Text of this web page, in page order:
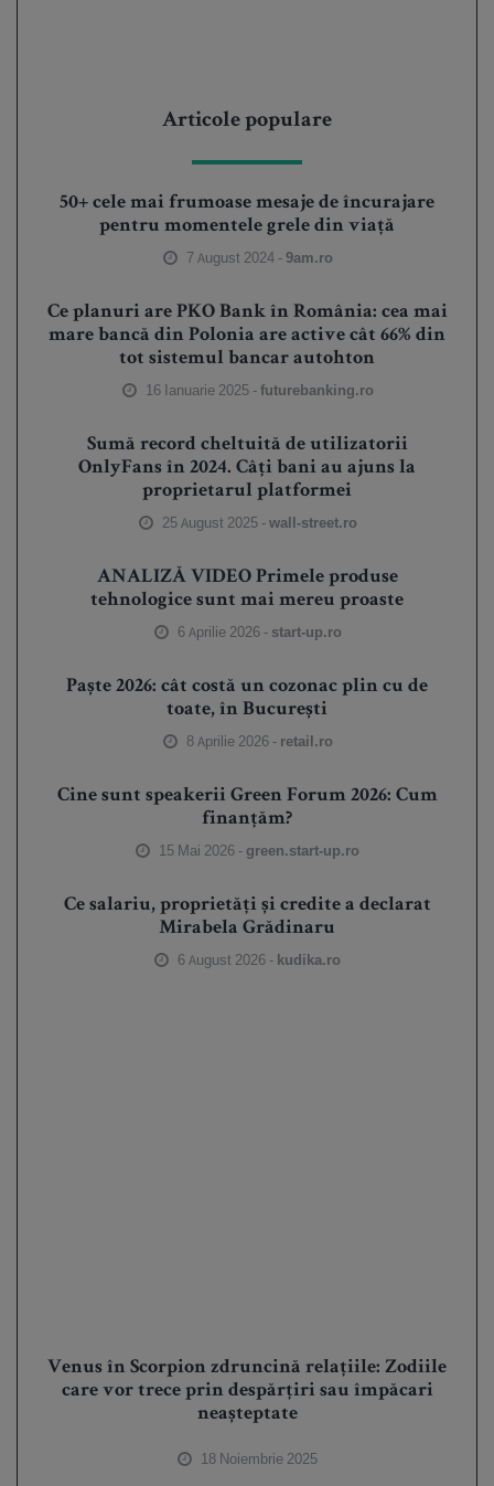
Articole populare
50+ cele mai frumoase mesaje de încurajare
pentru momentele grele din viață
7 August 2024 -9am.ro
Ce planuri are PKO Bank în România: cea mai
mare bancă din Polonia are active cât 66% din
tot sistemul bancar autohton
16 Ianuarie 2025 -futurebanking.ro
Sumă record cheltuită de utilizatorii
OnlyFans în 2024. Câți bani au ajuns la
proprietarul platformei
25 August 2025 -wall-street.ro
ANALIZĂ VIDEO Primele produse
tehnologice sunt mai mereu proaste
6 Aprilie 2026 - start-up.ro
Paște 2026: cât costă un cozonac plin cu de
toate, în București
8 Aprilie 2026 - retail.ro
Cine sunt speakerii Green Forum 2026: Cum
finanțăm?
15 Mai 2026 - green.start-up.ro
Ce salariu, proprietăți și credite a declarat
Mirabela Grădinaru
6 August 2026 - kudika.ro
Venus în Scorpion zdruncină relațiile: Zodiile
care vor trece prin despărțiri sau împăcari
neașteptate
18 Noiembrie 2025